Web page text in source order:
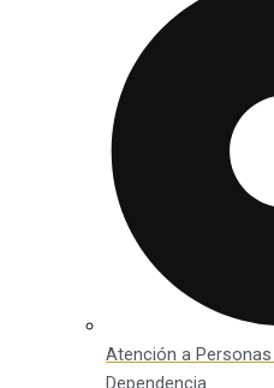
Atención a
Dependencia